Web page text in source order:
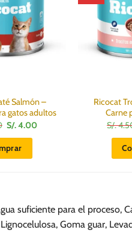
Salmón –
gatos adultos
El
precio
original
era:
S/.
S/.4.00El
Ricocat
Carne
S/.
suficiente para el proceso,
Goma guar,